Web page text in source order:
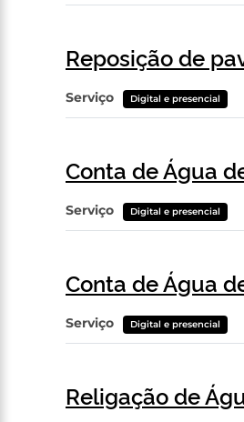
Reposição de
Serviço Digital e presencial
Conta de Água
Serviço Digital e presencial
Conta de Água
Serviço Digital e presencial
Religação de